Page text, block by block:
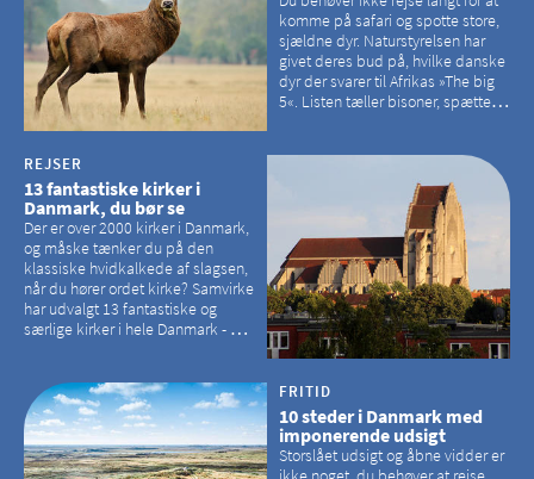
komme på safari og spotte store,
sjældne dyr. Naturstyrelsen har
givet deres bud på, hvilke danske
dyr der svarer til Afrikas »The big
5«. Listen tæller bisoner, spættede
REJSER
13 fantastiske kirker i
Danmark, du bør se
Der er over 2000 kirker i Danmark,
og måske tænker du på den
klassiske hvidkalkede af slagsen,
når du hører ordet kirke? Samvirke
har udvalgt 13 fantastiske og
særlige kirker i hele Danmark - og
hvilke kirker, der er en omvej værd
FRITID
10 steder i Danmark med
imponerende udsigt
Storslået udsigt og åbne vidder er